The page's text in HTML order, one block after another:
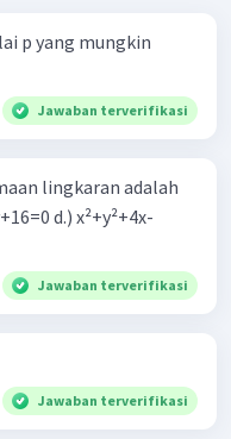
p yang mungkin
Jawaban terverifikasi
lingkaran adalah
d.) x²+y²+4x-
Jawaban terverifikasi
Jawaban terverifikasi